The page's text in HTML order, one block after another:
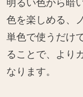
明るい色から暗
色を楽しめる、
単色で使うだけ
ることで、より
なります。